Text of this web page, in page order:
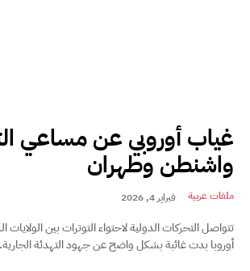
غياب أوروبي عن مساعي
واشنطن وطهران
ملفات عربية فبراير 4, 2026
تتواصل التحركات الدولية لاحتواء التوترات بين الولايات
أوروبا بدت غائبة بشكل واضح عن جهود التهدئة